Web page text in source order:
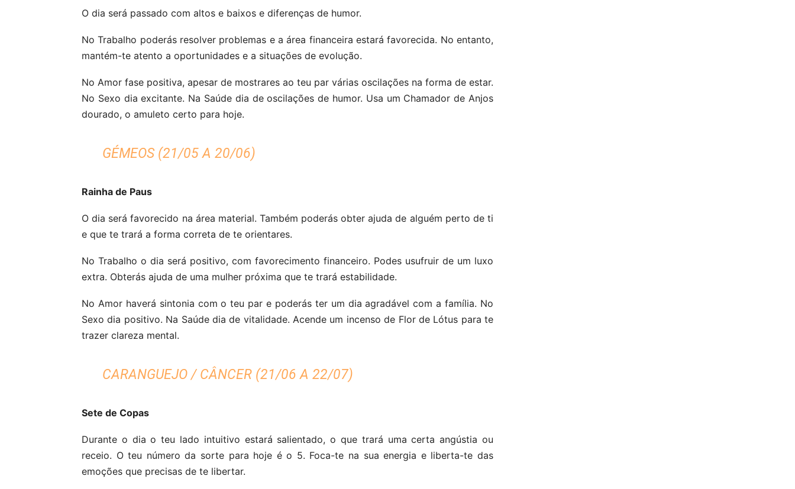
O dia será passado com altos e baixos e diferenças de humor.
No Trabalho poderás resolver problemas e a área financeira estará favorecida. No entanto,
mantém-te atento a oportunidades e a situações de evolução.
No Amor fase positiva, apesar de mostrares ao teu par várias oscilações na forma de estar.
No Sexo dia excitante. Na Saúde dia de oscilações de humor. Usa um Chamador de Anjos
dourado, o amuleto certo para hoje.
GÉMEOS (21/05 A 20/06)
Rainha de Paus
O dia será favorecido na área material. Também poderás obter ajuda de alguém perto de ti
e que te trará a forma correta de te orientares.
No Trabalho o dia será positivo, com favorecimento financeiro. Podes usufruir de um luxo
extra. Obterás ajuda de uma mulher próxima que te trará estabilidade.
No Amor haverá sintonia com o teu par e poderás ter um dia agradável com a família. No
Sexo dia positivo. Na Saúde dia de vitalidade. Acende um incenso de Flor de Lótus para te
trazer clareza mental.
CARANGUEJO / CÂNCER (21/06 A 22/07)
Sete de Copas
Durante o dia o teu lado intuitivo estará salientado, o que trará uma certa angústia ou
receio. O teu número da sorte para hoje é o 5. Foca-te na sua energia e liberta-te das
emoções que precisas de te libertar.